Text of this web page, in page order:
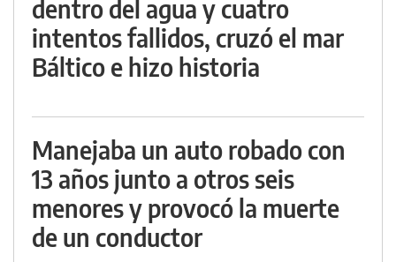
dentro del agua y cuatro
intentos fallidos, cruzó el mar
Báltico e hizo historia
Manejaba un auto robado con
13 años junto a otros seis
menores y provocó la muerte
de un conductor